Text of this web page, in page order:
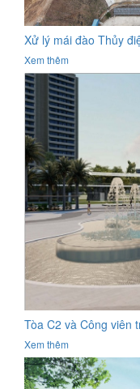
Xử lý mái đào Thủy
Xem thêm
Tòa C2 và Công viên
Xem thêm